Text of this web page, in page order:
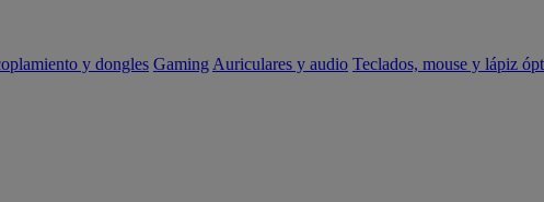
y dongles Gaming Auriculares y audio Teclados, mouse y lápiz